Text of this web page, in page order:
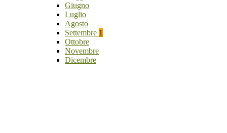
Giugno
Luglio
Agosto
Settembre 1
Ottobre
Novembre
Dicembre